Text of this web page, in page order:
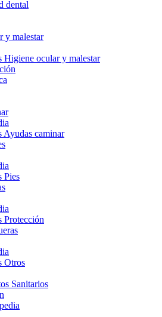
dental
y malestar
Higiene ocular y malestar
Ayudas caminar
Pies
Protección
Otros
Sanitarios